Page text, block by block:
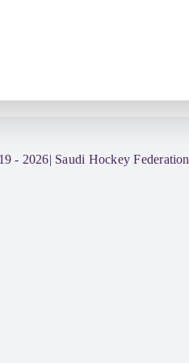
- 2026| Saudi Hockey Federation